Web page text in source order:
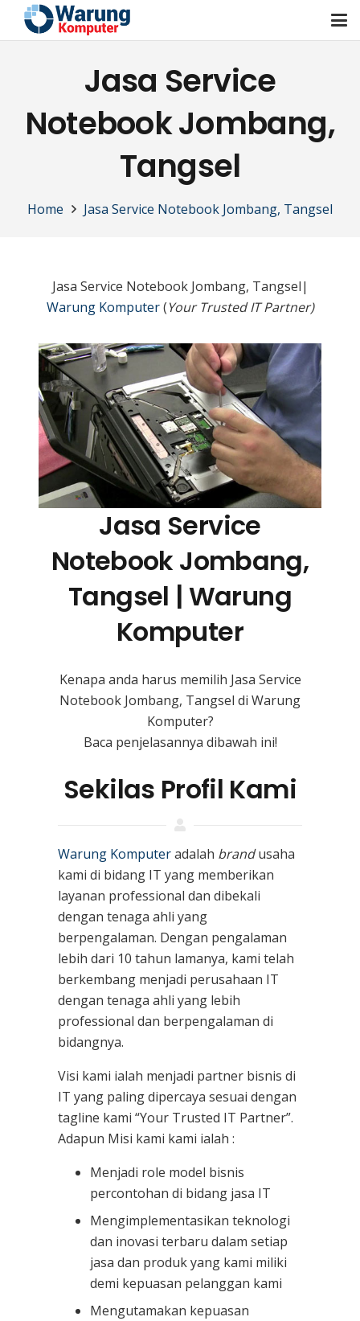
Jasa Service
Notebook Jombang,
Tangsel
Home Jasa Service Notebook Jombang, Tangsel
Jasa Service Notebook Jombang, Tangsel|
Warung Komputer(Your Trusted IT Partner)
Jasa Service
Notebook Jombang,
Tangsel | Warung
Komputer
Kenapa anda harus memilih Jasa Service
Notebook Jombang, Tangsel di Warung
Komputer?
Baca penjelasannya dibawah ini!
Sekilas Profil Kami
Warung Komputeradalah brandusaha
kami di bidang IT yang memberikan
layanan professional dan dibekali
dengan tenaga ahli yang
berpengalaman. Dengan pengalaman
lebih dari 10 tahun lamanya, kami telah
berkembang menjadi perusahaan IT
dengan tenaga ahli yang lebih
professional dan berpengalaman di
bidangnya.
Visi kami ialah menjadi partner bisnis di
IT yang paling dipercaya sesuai dengan
tagline kami “Your Trusted IT Partner”.
Adapun Misi kami kami ialah :
Menjadi role model bisnis
percontohan di bidang jasa IT
Mengimplementasikan teknologi
dan inovasi terbaru dalam setiap
jasa dan produk yang kami miliki
demi kepuasan pelanggan kami
Mengutamakan kepuasan